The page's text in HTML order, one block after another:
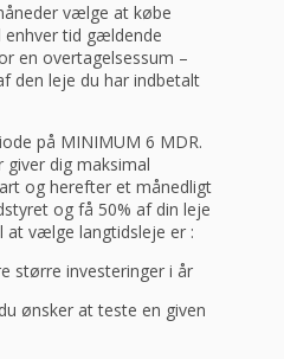
vælge at købe
enhver tid gældende
en overtagelsessum –
den leje du har indbetalt
på MINIMUM 6 MDR.
giver dig maksimal
og herefter et månedligt
og få 50% af din leje
at vælge langtidsleje er :
større investeringer i år
ønsker at teste en given